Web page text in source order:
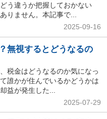
う違うか把握しておかない
りません。本記事で...
2025-09-16
無視するとどうなるの
税金はどうなるのか気になっ
誰かが住んでいるかどうかは
益が発生した...
2025-07-29